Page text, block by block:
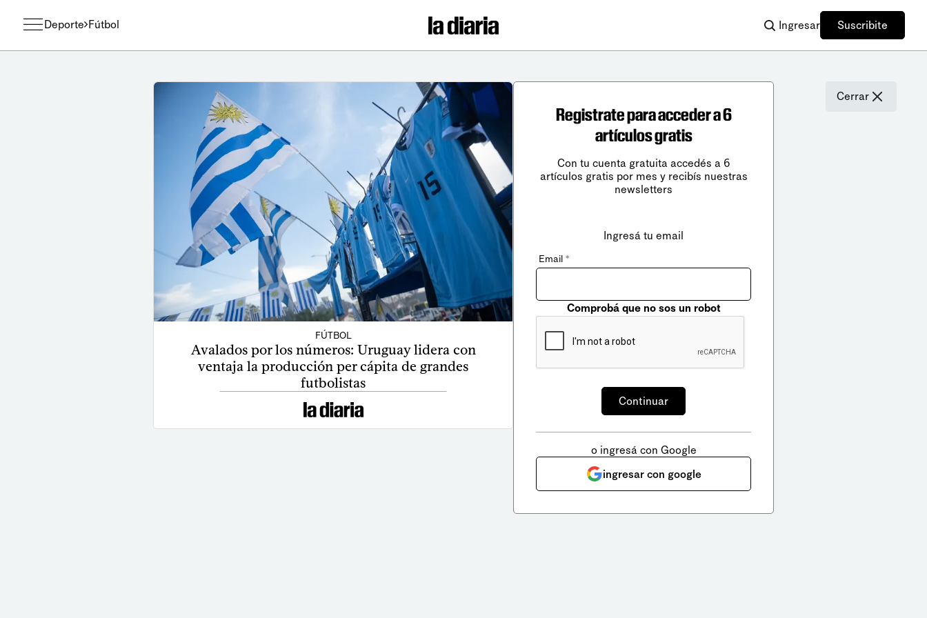
Deporte Fútbol Ingresar Suscribite
FÚTBOL
Avalados por los números: Uruguay lidera con
ventaja la producción per cápita de grandes
futbolistas
Cerrar
Registrate para acceder a 6
artículos gratis
Con tu cuenta gratuita accedés a 6
artículos gratis por mes y recibís nuestras
newsletters
Ingresá tu email
Email *
Comprobá que no sos un robot
o ingresá con Google
ingresar con google